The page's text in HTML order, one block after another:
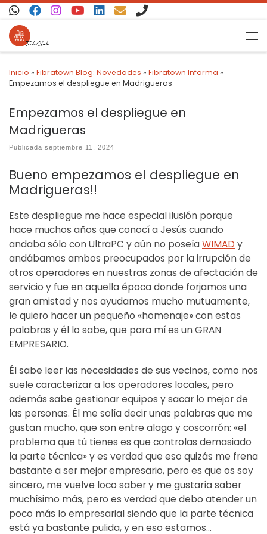
Saltar al contenido
Inicio » Fibratown Blog: Novedades » Fibratown Informa »
Empezamos el despliegue en Madrigueras
Empezamos el despliegue en
Madrigueras
Publicada septiembre 11, 2024
Bueno empezamos el despliegue en
Madrigueras!!
Este despliegue me hace especial ilusión porque
hace muchos años que conocí a Jesús cuando
andaba sólo con UltraPC y aún no poseíaWIMAD y
andábamos ambos preocupados por la irrupción de
otros operadores en nuestras zonas de afectación de
servicio y fue en aquella época donde forjamos una
gran amistad y nos ayudamos mucho mutuamente,
le quiero hacer un pequeño «homenaje» con estas
palabras y él lo sabe, que para mí es un GRAN
EMPRESARIO.
Él sabe leer las necesidades de sus vecinos, como nos
suele caracterizar a los operadores locales, pero
además sabe gestionar equipos y sacar lo mejor de
las personas. Él me solía decir unas palabras que me
gustan mucho, que son entre alago y coscorrón: «el
problema que tú tienes es que controlas demasiado
la parte técnica» y es verdad que eso quizás me frena
bastante a ser mejor empresario, pero es que os soy
sincero, me vuelve loco saber y me gustaría saber
muchísimo más, pero es verdad que debo atender un
poco más lo empresarial siendo que la parte técnica
está ya bastante pulida, y en eso estamos…